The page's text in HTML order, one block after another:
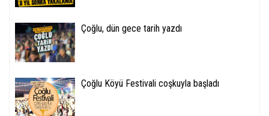
Çoğlu, dün gece tarih yazdı
Çoğlu Köyü Festivali coşkuyla başladı